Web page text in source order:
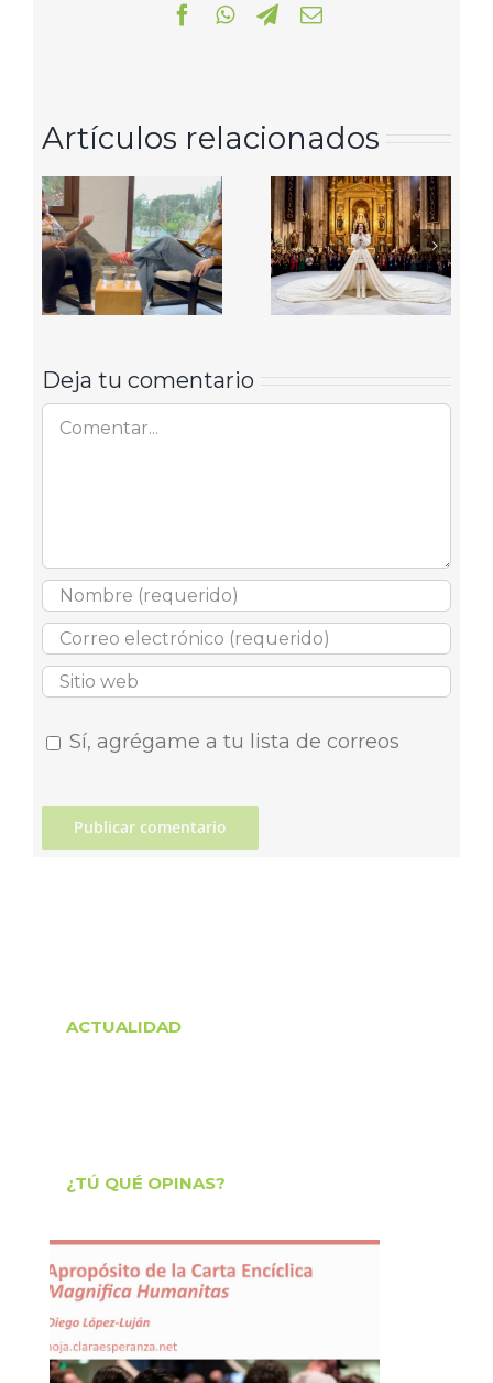
Facebook
WhatsApp
Telegram
Correo
Artículos relacionados
Deja tu comentario
Comentar
Sí, agrégame a tu lista de correos
ACTUALIDAD
¿TÚ QUÉ OPINAS?